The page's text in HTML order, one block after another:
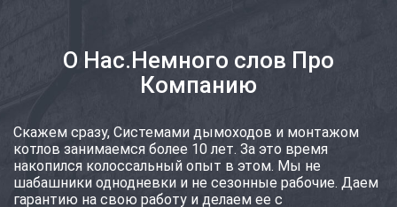
О Нас.Немного слов Про
Компанию
Скажем сразу, Системами дымоходов и монтажом
котлов занимаемся более 10 лет. За это время
накопился колоссальный опыт в этом. Мы не
шабашники однодневки и не сезонные рабочие. Даем
гарантию на свою работу и делаем ее с